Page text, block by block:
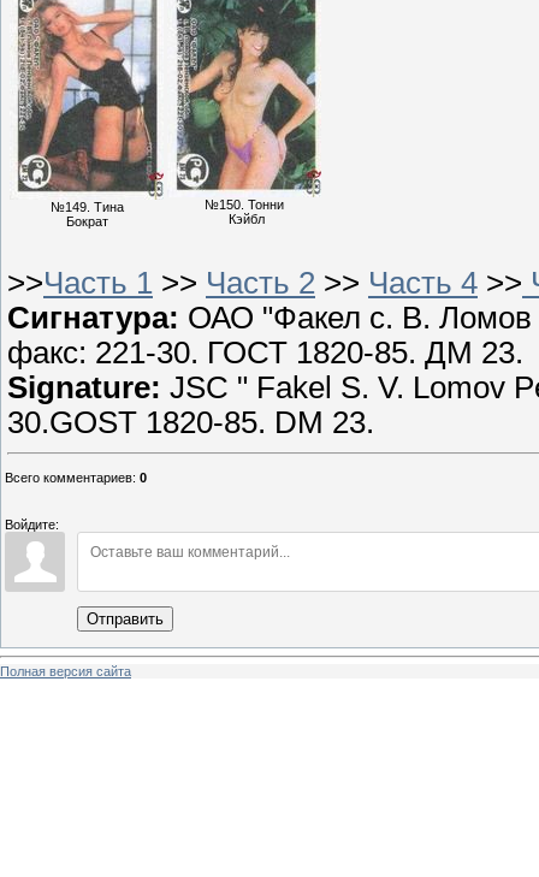
№149. Тина
Бократ
№150. Тонни
​​​​​​​ Кэйбл
>>Часть 1 >> Часть 2 >> Часть 4 >>
Сигнатура: ОАО "Факел с. В. Ломов
факс: 221-30. ГОСТ 1820-85. ДМ 23.
Signature: JSC " Fakel S. V. Lomov
30.GOST 1820-85. DM 23.​​​​​​​​​​​​​​
Всего комментариев: 0
Войдите:
Отправить
Полная версия сайта